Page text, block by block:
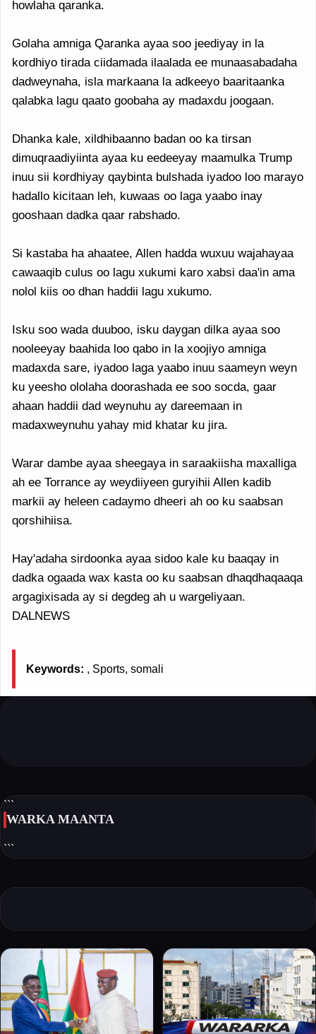
howlaha qaranka.
Golaha amniga Qaranka ayaa soo jeediyay in la
kordhiyo tirada ciidamada ilaalada ee munaasabadaha
dadweynaha, isla markaana la adkeeyo baaritaanka
qalabka lagu qaato goobaha ay madaxdu joogaan.
Dhanka kale, xildhibaanno badan oo ka tirsan
dimuqraadiyiinta ayaa ku eedeeyay maamulka Trump
inuu sii kordhiyay qaybinta bulshada iyadoo loo marayo
hadallo kicitaan leh, kuwaas oo laga yaabo inay
gooshaan dadka qaar rabshado.
Si kastaba ha ahaatee, Allen hadda wuxuu wajahayaa
cawaaqib culus oo lagu xukumi karo xabsi daa'in ama
nolol kiis oo dhan haddii lagu xukumo.
Isku soo wada duuboo, isku daygan dilka ayaa soo
nooleeyay baahida loo qabo in la xoojiyo amniga
madaxda sare, iyadoo laga yaabo inuu saameyn weyn
ku yeesho ololaha doorashada ee soo socda, gaar
ahaan haddii dad weynuhu ay dareemaan in
madaxweynuhu yahay mid khatar ku jira.
Warar dambe ayaa sheegaya in saraakiisha maxalliga
ah ee Torrance ay weydiiyeen guryihii Allen kadib
markii ay heleen cadaymo dheeri ah oo ku saabsan
qorshihiisa.
Hay'adaha sirdoonka ayaa sidoo kale ku baaqay in
dadka ogaada wax kasta oo ku saabsan dhaqdhaqaaqa
argagixisada ay si degdeg ah u wargeliyaan.
DALNEWS
Keywords: , Sports, somali
```
WARKA MAANTA
```